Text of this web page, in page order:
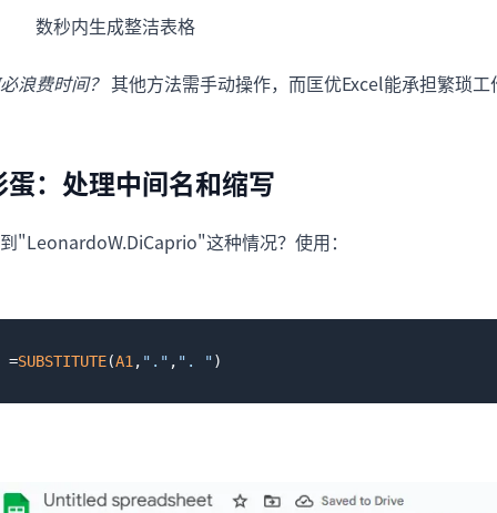
数秒内生成整洁表格
浪费时间？ 其他方法需手动操作，而匡优Excel能承担繁琐
蛋：处理中间名和缩写
"LeonardoW.DiCaprio"这种情况？使用：
=SUBSTITUTE(A1 , "." , ". "